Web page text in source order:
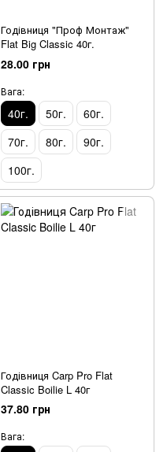
Годівниця "Проф Монтаж"
Flat Big Classic 40г.
28.00 грн
Вага:
40г. 50г.
60г.
70г.
80г.
90г.
100г.
Годівниця Carp Pro Flat
Classic Boilie L 40г
37.80 грн
Вага: